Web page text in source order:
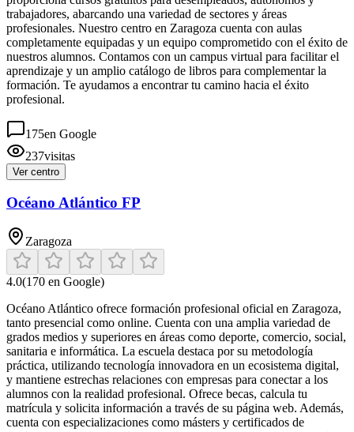
trabajadores, abarcando una variedad de sectores y áreas
profesionales. Nuestro centro en Zaragoza cuenta con aulas
completamente equipadas y un equipo comprometido con el éxito de
nuestros alumnos. Contamos con un campus virtual para facilitar el
aprendizaje y un amplio catálogo de libros para complementar la
formación. Te ayudamos a encontrar tu camino hacia el éxito
profesional.
175en Google
237visitas
Ver centro
Océano Atlántico FP
Zaragoza
4.0(170 en Google)
Océano Atlántico ofrece formación profesional oficial en Zaragoza,
tanto presencial como online. Cuenta con una amplia variedad de
grados medios y superiores en áreas como deporte, comercio, social,
sanitaria e informática. La escuela destaca por su metodología
práctica, utilizando tecnología innovadora en un ecosistema digital,
y mantiene estrechas relaciones con empresas para conectar a los
alumnos con la realidad profesional. Ofrece becas, calcula tu
matrícula y solicita información a través de su página web. Además,
cuenta con especializaciones como másters y certificados de